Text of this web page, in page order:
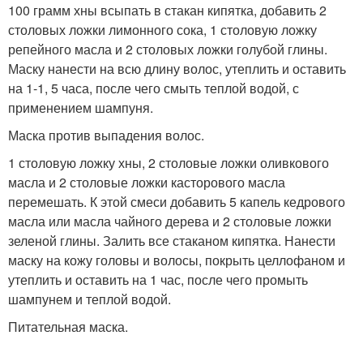
100 грамм хны всыпать в стакан кипятка, добавить 2
столовых ложки лимонного сока, 1 столовую ложку
репейного масла и 2 столовых ложки голубой глины.
Маску нанести на всю длину волос, утеплить и оставить
на 1-1, 5 часа, после чего смыть теплой водой, с
применением шампуня.
Маска против выпадения волос.
1 столовую ложку хны, 2 столовые ложки оливкового
масла и 2 столовые ложки касторового масла
перемешать. К этой смеси добавить 5 капель кедрового
масла или масла чайного дерева и 2 столовые ложки
зеленой глины. Залить все стаканом кипятка. Нанести
маску на кожу головы и волосы, покрыть целлофаном и
утеплить и оставить на 1 час, после чего промыть
шампунем и теплой водой.
Питательная маска.